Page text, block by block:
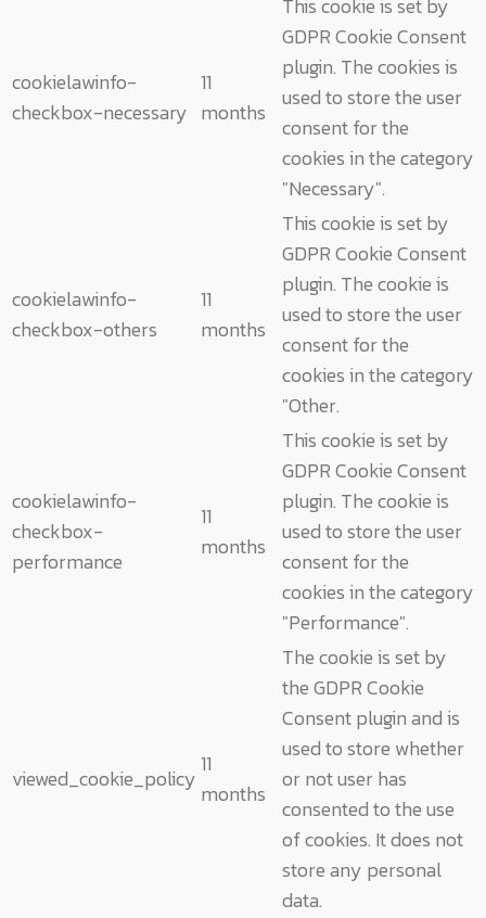
cookielawinfo-
checkbox-necessary
11
months
This cookie is set by
GDPR Cookie Consent
plugin. The cookies is
used to store the user
consent for the
cookies in the category
"Necessary".
cookielawinfo-
checkbox-others
11
months
This cookie is set by
GDPR Cookie Consent
plugin. The cookie is
used to store the user
consent for the
cookies in the category
"Other.
cookielawinfo-
checkbox-
performance
11
months
This cookie is set by
GDPR Cookie Consent
plugin. The cookie is
used to store the user
consent for the
cookies in the category
"Performance".
viewed_cookie_policy
11
months
The cookie is set by
the GDPR Cookie
Consent plugin and is
used to store whether
or not user has
consented to the use
of cookies. It does not
store any personal
data.